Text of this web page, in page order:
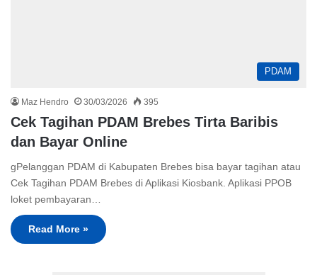
PDAM
Maz Hendro 30/03/2026 395
Cek Tagihan PDAM Brebes Tirta Baribis
dan Bayar Online
gPelanggan PDAM di Kabupaten Brebes bisa bayar tagihan atau
Cek Tagihan PDAM Brebes di Aplikasi Kiosbank. Aplikasi PPOB
loket pembayaran…
Read More »